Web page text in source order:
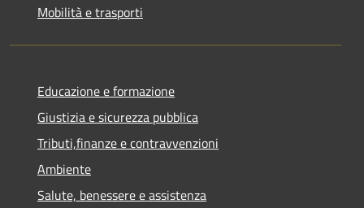
Mobilità e trasporti
Educazione e formazione
Giustizia e sicurezza pubblica
Tributi,finanze e contravvenzioni
Ambiente
Salute, benessere e assistenza